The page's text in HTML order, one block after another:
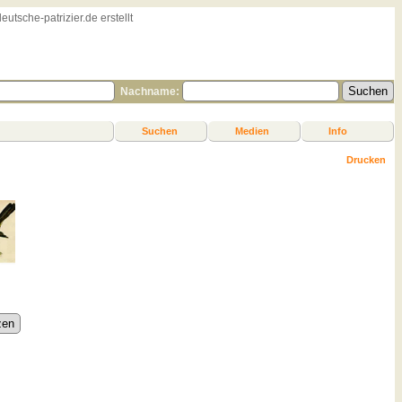
patrizier.de erstellt
Nachname:
Suchen Medien Info
Drucken